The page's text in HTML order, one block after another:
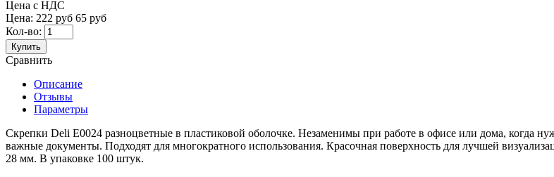
Цена с НДС
Цена: 222 руб 65 руб
Кол-во:
Купить
Сравнить
Описание
Отзывы
Параметры
Скрепки Deli E0024 разноцветные в пластиковой оболочке. Незаменимы при работе в офисе или дома, когда
важные документы. Подходят для многократного использования. Красочная поверхность для лучшей
28 мм. В упаковке 100 штук.